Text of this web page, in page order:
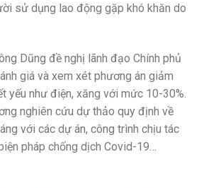
sử dụng lao động gặp khó khăn do
Dũng đề nghị lãnh đạo Chính phủ
giá và xem xét phương án giảm
yếu như điện, xăng với mức 10-30%.
nghiên cứu dự thảo quy định về
với các dự án, công trình chịu tác
pháp chống dịch Covid-19…